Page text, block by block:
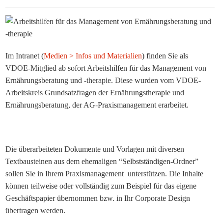
Im Intranet (Medien > Infos und Materialien) finden Sie als
VDOE-Mitglied ab sofort Arbeitshilfen für das Management von
Ernährungsberatung und -therapie. Diese wurden vom VDOE-
Arbeitskreis Grundsatzfragen der Ernährungstherapie und
Ernährungsberatung, der AG-Praxismanagement erarbeitet.
Die überarbeiteten Dokumente und Vorlagen mit diversen
Textbausteinen aus dem ehemaligen “Selbstständigen-Ordner”
sollen Sie in Ihrem Praxismanagement unterstützen. Die Inhalte
können teilweise oder vollständig zum Beispiel für das eigene
Geschäftspapier übernommen bzw. in Ihr Corporate Design
übertragen werden.